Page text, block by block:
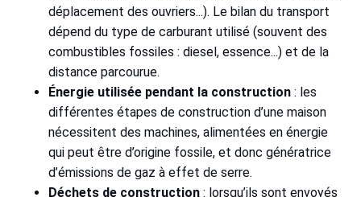
déplacement des ouvriers...). Le bilan du transport
dépend du type de carburant utilisé (souvent des
combustibles fossiles : diesel, essence...) et de la
distance parcourue.
Énergie utilisée pendant la construction : les
différentes étapes de construction d’une maison
nécessitent des machines, alimentées en énergie
qui peut être d’origine fossile, et donc génératrice
d’émissions de gaz à effet de serre.
Déchets de construction : lorsqu’ils sont envoyés